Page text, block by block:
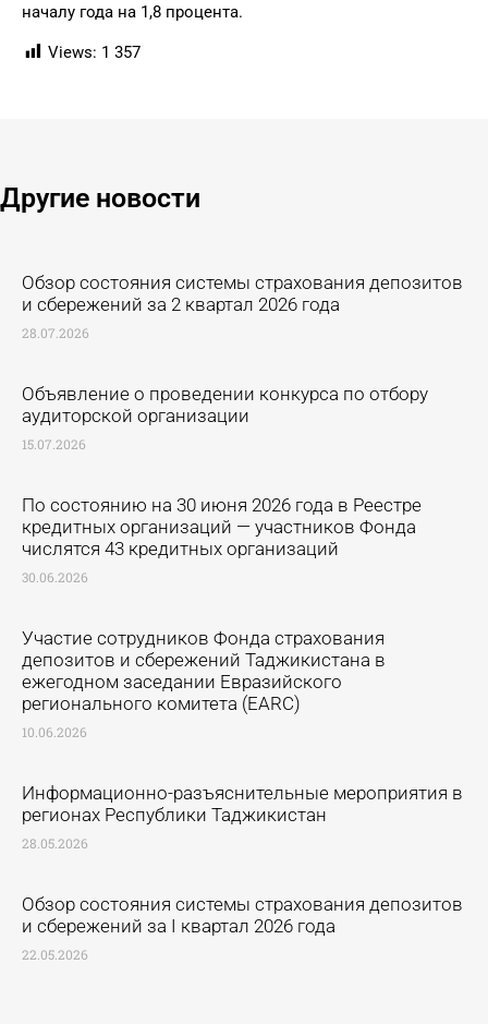
началу года на 1,8 процента.
Views: 1 357
Другие новости ​
Обзор состояния системы страхования депозитов
и сбережений за 2 квартал 2026 года
28.07.2026
Объявление о проведении конкурса по отбору
аудиторской организации
15.07.2026
По состоянию на 30 июня 2026 года в Реестре
кредитных организаций — участников Фонда
числятся 43 кредитных организаций
30.06.2026
Участие сотрудников Фонда страхования
депозитов и сбережений Таджикистана в
ежегодном заседании Евразийского
регионального комитета (EARC)
10.06.2026
Информационно-разъяснительные мероприятия в
регионах Республики Таджикистан
28.05.2026
Обзор состояния системы страхования депозитов
и сбережений за I квартал 2026 года
22.05.2026